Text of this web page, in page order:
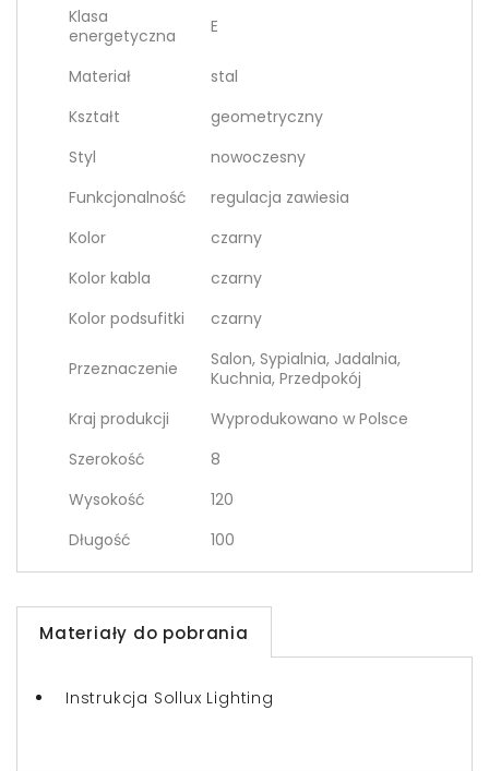
Klasa
energetyczna
E
Materiał
stal
Kształt
geometryczny
Styl
nowoczesny
Funkcjonalność
regulacja zawiesia
Kolor
czarny
Kolor kabla
czarny
Kolor podsufitki
czarny
Przeznaczenie
Salon, Sypialnia, Jadalnia,
Kuchnia, Przedpokój
Kraj produkcji
Wyprodukowano w Polsce
Szerokość
8
Wysokość
120
Długość
100
Materiały do pobrania
Instrukcja Sollux Lighting